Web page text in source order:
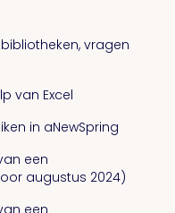
vragen
van Excel
in aNewSpring
een
augustus 2024)
een